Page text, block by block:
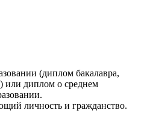
(диплом бакалавра,
или диплом о среднем
личность и гражданство.